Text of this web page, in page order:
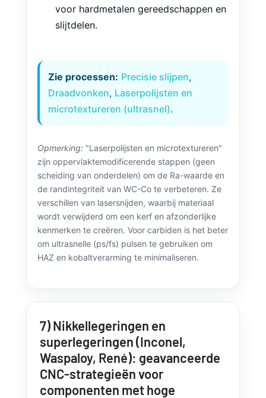
Opmerking over de toeleveringsketen:
toegang tot EDM en precisieslijpen
Zie processen: Precisie slijpen
Opmerking:"Laserpolijsten en microtextureren"
zijn oppervlaktemodificerende stappen (geen
scheiding van onderdelen) om de Ra-waarde en
de randintegriteit van WC-Co te verbeteren. Ze
verschillen van lasersnijden, waarbij materiaal
wordt verwijderd om een kerf en afzonderlijke
kenmerken te creëren. Voor carbiden is het beter
HAZ en kobaltverarming te minimaliseren.
7) Nikkellegeringen en
superlegeringen (Inconel,
Waspaloy, René): geavanceerde